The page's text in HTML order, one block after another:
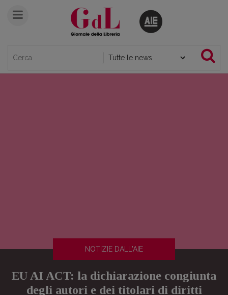
NOTIZIE DALL'AIE
EU AI ACT: la dichiarazione congiunta
degli autori e dei titolari di diritti